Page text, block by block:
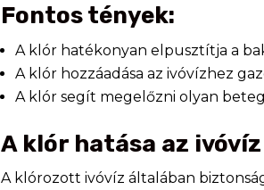
Fontos tények:
A klór hatékonyan elpusztítja a
A klór hozzáadása az ivóvízhez
A klór segít megelőzni olyan
A klór hatása az
A klórozott ivóvíz általában